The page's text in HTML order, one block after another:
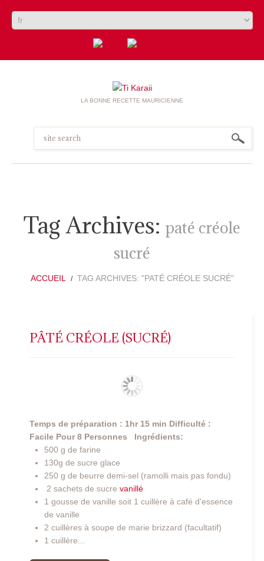
LA BONNE RECETTE MAURICIENNE
Tag Archives: paté créole
sucré
ACCUEIL TAG ARCHIVES: "PATÉ CRÉOLE SUCRÉ"
PÂTÉ CRÉOLE (SUCRÉ)
Temps de préparation : 1hr 15 min Difficulté :
Facile Pour 8 Personnes
Ingrédients:
500 g de farine
130g de sucre glace
250 g de beurre demi-sel (ramolli mais pas fondu)
2 sachets de sucre vanillé
1 gousse de vanille soit 1 cuillère à café d'essence
de vanille
2 cuillères à soupe de marie brizzard (facultatif)
1 cuillère...